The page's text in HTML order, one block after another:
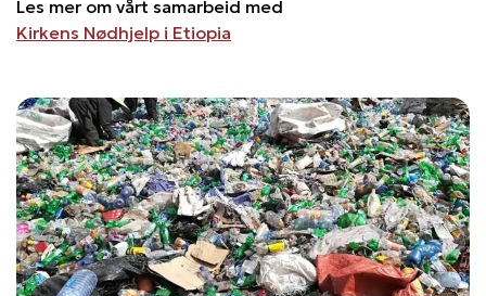
Les mer om vårt samarbeid med
Kirkens Nødhjelp i Etiopia